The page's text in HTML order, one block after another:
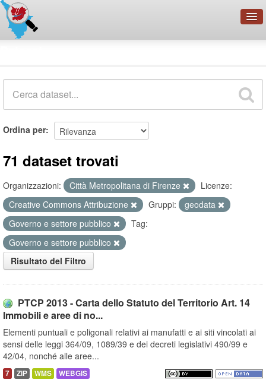
Organizzazioni
Ordina per
71 dataset trovati
Organizzazioni: Città Metropolitana di Firenze
Licenze:
Creative Commons Attribuzione
Gruppi:
geodata
Governo e settore pubblico
Tag:
Governo e settore pubblico
Risultato del Filtro
PTCP 2013 - Carta dello Statuto del Territorio Art. 14
Immobili e aree di no...
Elementi puntuali e poligonali relativi ai manufatti e ai siti vincolati ai
sensi delle leggi 364/09, 1089/39 e dei decreti legislativi 490/99 e
42/04, nonché alle aree...
7 ZIP WMS WEBGIS